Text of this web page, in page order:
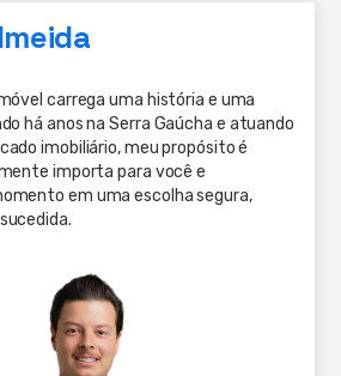
carrega uma história e uma
há anos na Serra Gaúcha e atuando
imobiliário, meu propósito é
importa para você e
em uma escolha segura,